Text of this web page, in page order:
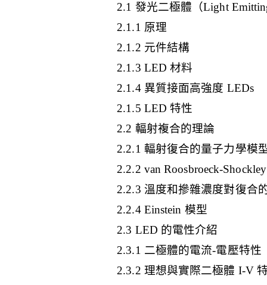
2.1 發光二極體（Light
2.1.1 原理
2.1.2 元件結構
2.1.3 LED 材料
2.1.4 異質接面高強度 LEDs
2.1.5 LED 特性
2.2 輻射複合的理論
2.2.1 輻射復合的量子力學模
2.2.2 van Roosbroeck-
2.2.3 溫度和摻雜濃度對復合
2.2.4 Einstein 模型
2.3 LED 的電性介紹
2.3.1 二極體的電流-電壓特性
2.3.2 理想與實際二極體 I-V